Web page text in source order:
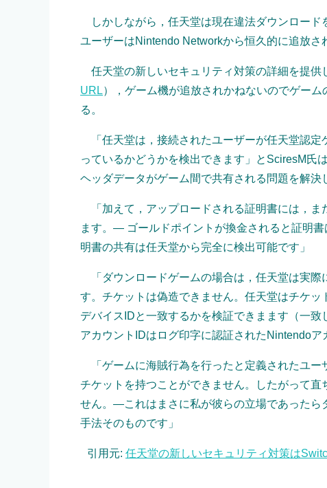
しかしながら，任天堂は現在違法ダウンロード
ユーザーはNintendo Networkから恒久的に追放さ
任天堂の新しいセキュリティ対策の詳細を提供
URL），ゲーム機が追放されかねないのでゲー
る。
「任天堂は，接続されたユーザーが任天堂認定
っているかどうかを検出できます」とSciresM氏
ヘッダデータがゲーム間で共有される問題を解決
「加えて，アップロードされる証明書には，ま
ます。― ゴールドポイントが換金されると証明
明書の共有は任天堂から完全に検出可能です」
「ダウンロードゲームの場合は，任天堂は実際
す。チケットは偽造できません。任天堂はチケ
デバイスIDと一致するかを検証できまます（一
アカウントIDはログ印字に認証されたNintendoア
「ゲームに海賊行為を行ったと定義されたユー
チケットを持つことができません。したがって
せん。―これはまさに私が彼らの立場であったら
手法そのものです」
引用元: 任天堂の新しいセキュリティ対策は